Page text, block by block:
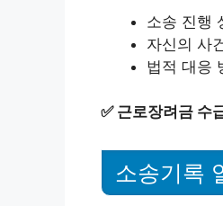
소송 진행
자신의 사
법적 대응
✅ 근로장려금 수
소송기록